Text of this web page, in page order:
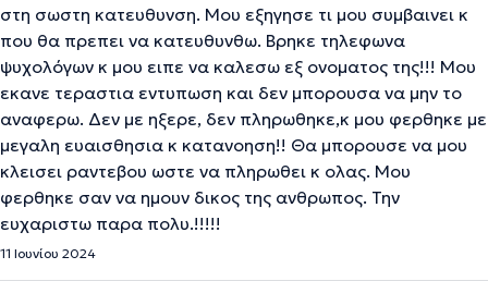
στη σωστη κατευθυνση. Μου εξηγησε τι μου συμβαινει κ
που θα πρεπει να κατευθυνθω. Βρηκε τηλεφωνα
ψυχολόγων κ μου ειπε να καλεσω εξ ονοματος της!!! Μου
εκανε τεραστια εντυπωση και δεν μπορουσα να μην το
αναφερω. Δεν με ηξερε, δεν πληρωθηκε,κ μου φερθηκε με
μεγαλη ευαισθησια κ κατανοηση!! Θα μπορουσε να μου
κλεισει ραντεβου ωστε να πληρωθει κ ολας. Μου
φερθηκε σαν να ημουν δικος της ανθρωπος. Την
ευχαριστω παρα πολυ.!!!!!
11 Ιουνίου 2024